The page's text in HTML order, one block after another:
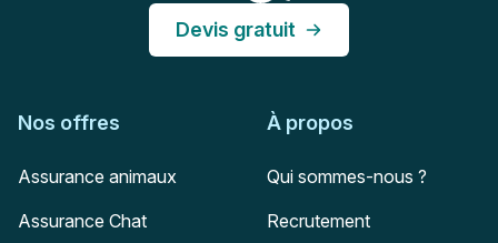
Devis gratuit
Nos offres
Assurance animaux
Assurance Chat
À propos
Qui sommes-nous ?
Recrutement